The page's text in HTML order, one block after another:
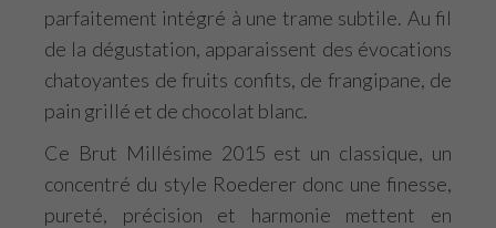
parfaitement intégré à une trame subtile. Au fil
de la dégustation, apparaissent des évocations
chatoyantes de fruits confits, de frangipane, de
pain grillé et de chocolat blanc.
Ce Brut Millésime 2015 est un classique, un
concentré du style Roederer donc une finesse,
pureté, précision et harmonie mettent en